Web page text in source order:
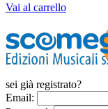
Vai al carrello
sei già registrato?
Email: